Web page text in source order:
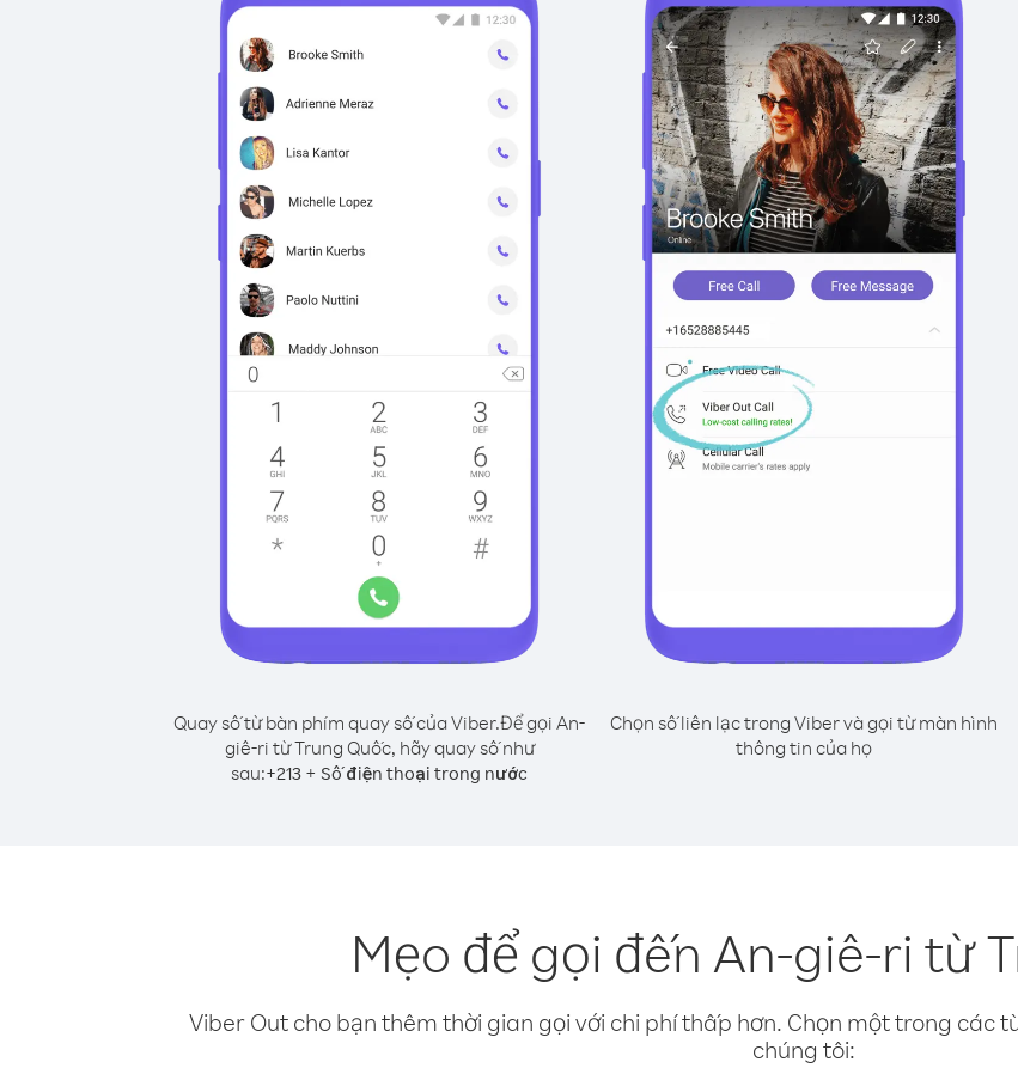
Quay số từ bàn phím quay số của Viber.Để gọi An-
giê-ri từ Trung Quốc, hãy quay số như
sau:+213 + Số điện thoại trong nước
Chọn số liên lạc trong Viber và gọi từ màn hình
thông tin của họ
Mẹo để gọi đến An-giê-ri từ
Viber Out cho bạn thêm thời gian gọi với chi phí thấp hơn. Chọn một trong các
chúng tôi: